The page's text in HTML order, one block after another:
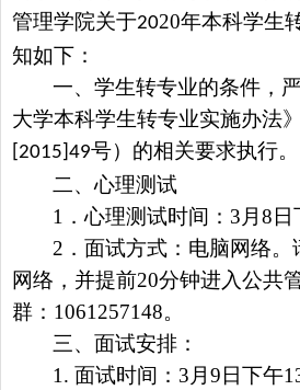
管理学院关于2020年本科学生
知如下：
一、学生转专业的条件，
大学本科学生转专业实施办法
[2015]49号）的相关要求执行。
二、心理测试
1 ．心理测试时间： 3 月 8
2 ．面试方式：电脑网络
网络，并提前20分钟进入公共
群： 1061257148。
三、面试安排：
1. 面试时间： 3 月 9 日下午